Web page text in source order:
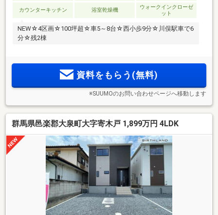
カウンターキッチン 浴室乾燥機
ウォークインクローゼ
ット
NEW☆4区画☆100坪超☆車5～8台☆西小歩9分☆川俣駅車で6
分☆残2棟
資料をもらう(無料)
※SUUMOのお問い合わせページへ移動します
群馬県邑楽郡大泉町大字寄木戸 1,899万円 4LDK